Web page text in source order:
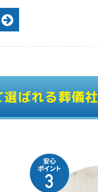
ばれる葬儀社